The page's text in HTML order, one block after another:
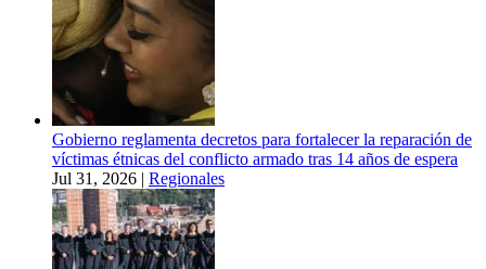
Gobierno reglamenta decretos para fortalecer la reparación de
víctimas étnicas del conflicto armado tras 14 años de espera
Jul 31, 2026 | Regionales